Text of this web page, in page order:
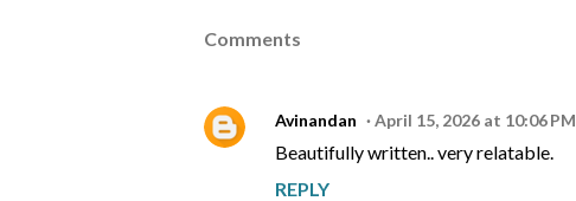
Comments
Avinandan April 15, 2026 at 10:06 PM
Beautifully written.. very relatable.
REPLY